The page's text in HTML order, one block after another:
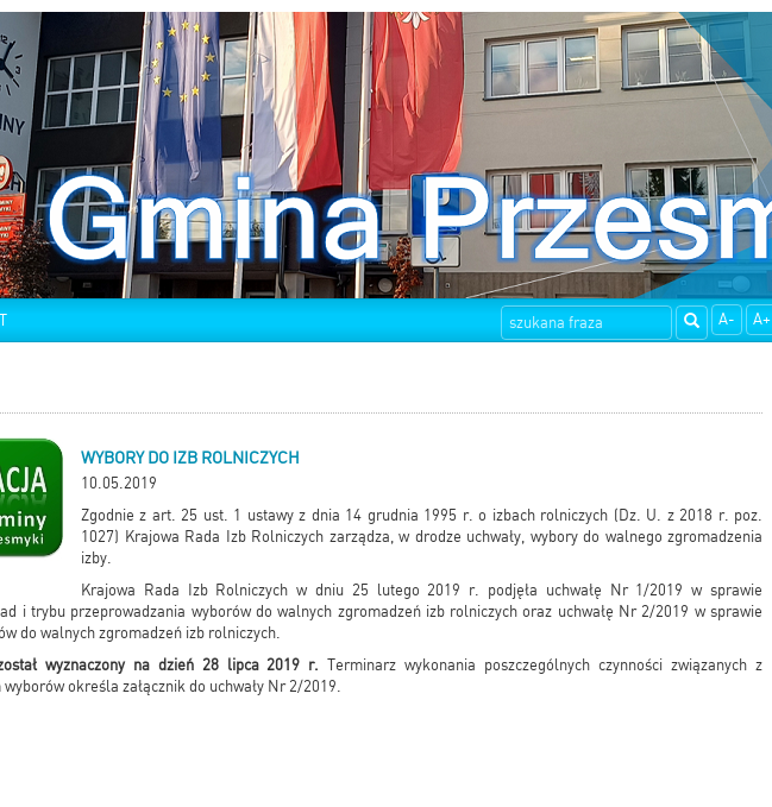
A- A+
WYBORY DO IZB ROLNICZYCH
10.05.2019
Zgodnie z art. 25 ust. 1 ustawy z dnia 14 grudnia 1995 r. o izbach rolniczych (Dz. U. z 2018 r. poz.
1027) Krajowa Rada Izb Rolniczych zarządza, w drodze uchwały, wybory do walnego zgromadzenia
izby.
Krajowa Rada Izb Rolniczych w dniu 25 lutego 2019 r. podjęła uchwałę Nr 1/2019 w sprawie
i trybu przeprowadzania wyborów do walnych zgromadzeń izb rolniczych oraz uchwałę Nr 2/2019 w sprawie
do walnych zgromadzeń izb rolniczych.
wyznaczony na dzień 28 lipca 2019 r. Terminarz wykonania poszczególnych czynności związanych z
określa załącznik do uchwały Nr 2/2019.